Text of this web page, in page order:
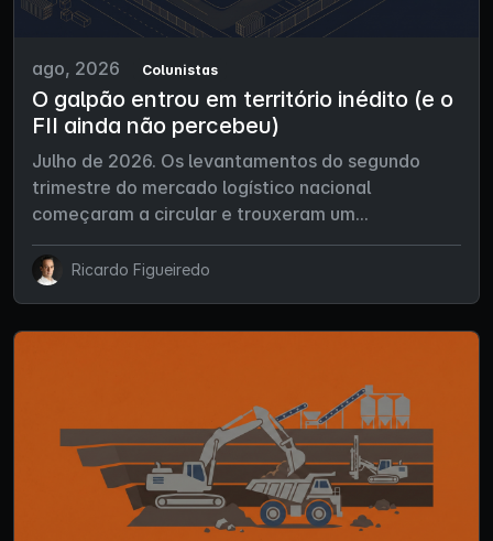
ago, 2026 Colunistas
O galpão entrou em território inédito (e o
FII ainda não percebeu)
Julho de 2026. Os levantamentos do segundo
trimestre do mercado logístico nacional
começaram a circular e trouxeram um...
Ricardo Figueiredo